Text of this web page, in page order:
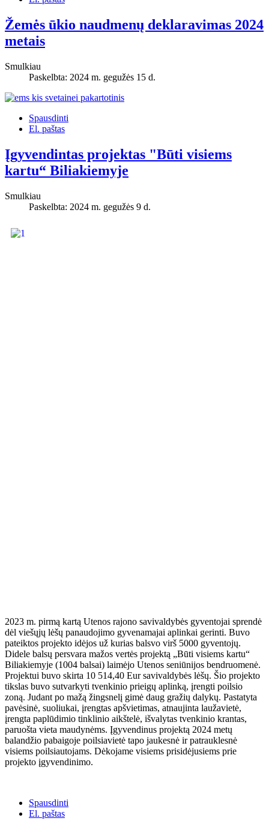
Žemės ūkio naudmenų deklaravimas 2024
metais
Smulkiau
Paskelbta: 2024 m. gegužės 15 d.
Spausdinti
El. paštas
Įgyvendintas projektas "Būti visiems
kartu“ Biliakiemyje
Smulkiau
Paskelbta: 2024 m. gegužės 9 d.
2023 m. pirmą kartą Utenos rajono savivaldybės gyventojai sprendė
dėl viešųjų lėšų panaudojimo gyvenamajai aplinkai gerinti. Buvo
pateiktos projekto idėjos už kurias balsvo virš 5000 gyventojų.
Didele balsų persvara mažos vertės projektą „Būti visiems kartu“
Biliakiemyje (1004 balsai) laimėjo Utenos seniūnijos bendruomenė.
Projektui buvo skirta 10 514,40 Eur savivaldybės lėšų. Šio projekto
tikslas buvo sutvarkyti tvenkinio prieigų aplinką, įrengti poilsio
zoną. Judant po mažą žingsnelį gimė daug gražių dalykų. Pastatyta
pavėsinė, suoliukai, įrengtas apšvietimas, atnaujinta laužavietė,
įrengta paplūdimio tinklinio aikštelė, išvalytas tvenkinio krantas,
paruošta vieta maudynėms. Įgyvendinus projektą 2024 metų
balandžio pabaigoje poilsiavietė tapo jaukesnė ir patrauklesnė
visiems poilsiautojams. Dėkojame visiems prisidėjusiems prie
projekto įgyvendinimo.
Spausdinti
El. paštas